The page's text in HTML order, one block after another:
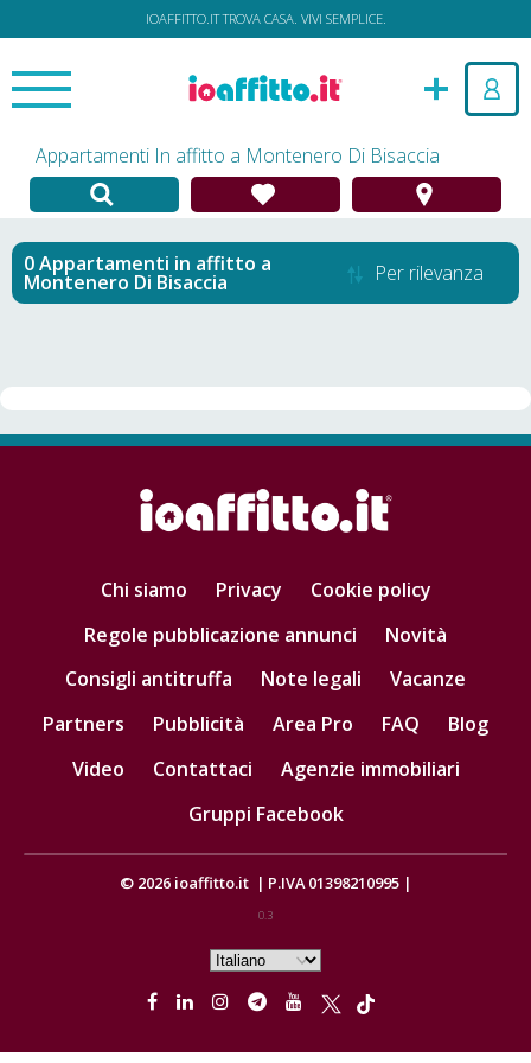
IOAFFITTO.IT TROVA CASA. VIVI SEMPLICE.
Appartamenti In affitto a Montenero Di Bisaccia
Appartamenti in affitto a
Montenero Di Bisaccia Per rilevanza
Chi siamo Privacy
Cookie policy
Regole pubblicazione annunci
Novità
Consigli antitruffa
Note legali
Vacanze
Partners
Pubblicità Area Pro FAQ
Blog
Video
Contattaci
Agenzie immobiliari
Gruppi Facebook
© 2026 ioaffitto.it | P.IVA 01398210995 |
0.3